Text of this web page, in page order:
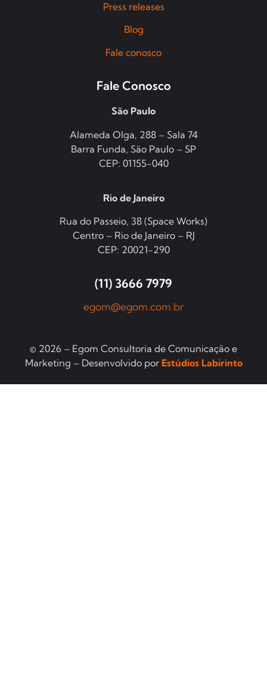
Press releases
Blog
Fale conosco
Fale Conosco
São Paulo
Alameda Olga, 288 – Sala 74
Barra Funda, São Paulo – SP
CEP: 01155-040
Rio de Janeiro
Rua do Passeio, 38 (Space Works)
Centro – Rio de Janeiro – RJ
CEP: 20021-290
(11) 3666 7979
egom@egom.com.br
© 2026 – Egom Consultoria de Comunicação e
Marketing – Desenvolvido por Estúdios Labirinto